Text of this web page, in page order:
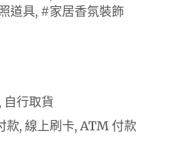
道具, #家居香氛裝飾
自行取貨
款, 線上刷卡, ATM 付款